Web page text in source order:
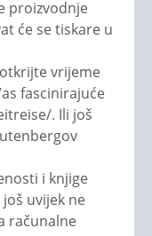
proizvodnje
će se tiskare u
vrijeme
fascinirajuće
. Ili još
i knjige
uvijek ne
računalne